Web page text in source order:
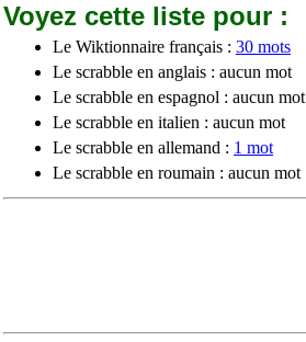
Voyez cette liste pour :
Le Wiktionnaire français : 30 mots
Le scrabble en anglais : aucun mot
Le scrabble en espagnol : aucun mot
Le scrabble en italien : aucun mot
Le scrabble en allemand : 1 mot
Le scrabble en roumain : aucun mot